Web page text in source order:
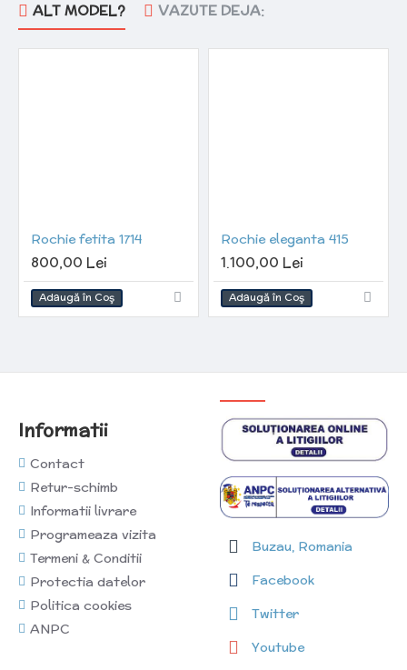
ALT MODEL? VAZUTE DEJA:
Rochie fetita 1714
800,00 Lei
Adaugă în Coş
Rochie eleganta 415
1.100,00 Lei
Adaugă în Coş
Informatii
Contact
Retur-schimb
Informatii livrare
Programeaza vizita
Termeni & Conditii
Protectia datelor
Politica cookies
ANPC
Buzau, Romania
Facebook
Twitter
Youtube